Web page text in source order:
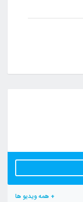
+ همه ویدیو ها